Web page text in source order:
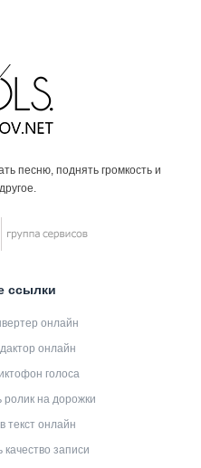
песню, поднять громкость и
ссылки
онлайн
онлайн
голоса
ролик на дорожки
текст онлайн
качество записи